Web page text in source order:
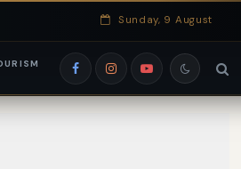
EduRank
Sunday, 9 August